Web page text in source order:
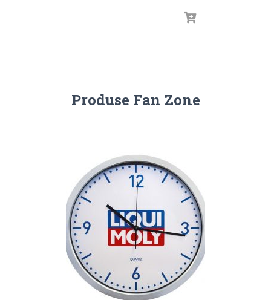
Produse Fan Zone